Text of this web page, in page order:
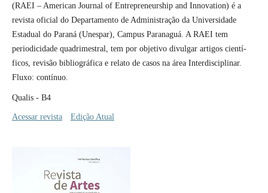
(RAEI – American Journal of Entrepreneurship and Innovation) é a
revista oficial do Departamento de Administração da Universidade
Estadual do Paraná (Unespar), Campus Paranaguá. A RAEI tem
periodicidade quadrimestral, tem por objetivo divulgar artigos cientí­
ficos, revisão bibliográfica e relato de casos na área Interdisciplinar.
Fluxo: contí­nuo.
Qualis - B4
Acessar revista Edição Atual